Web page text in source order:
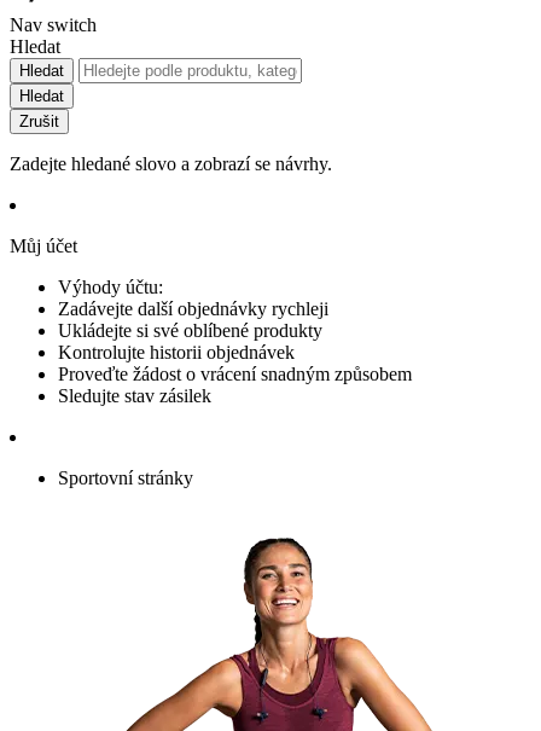
Nav switch
Hledat
Hledat
Hledat
Zrušit
Zadejte hledané slovo a zobrazí se návrhy.
Můj účet
Výhody účtu:
Zadávejte další objednávky rychleji
Ukládejte si své oblíbené produkty
Kontrolujte historii objednávek
Proveďte žádost o vrácení snadným způsobem
Sledujte stav zásilek
Sportovní stránky